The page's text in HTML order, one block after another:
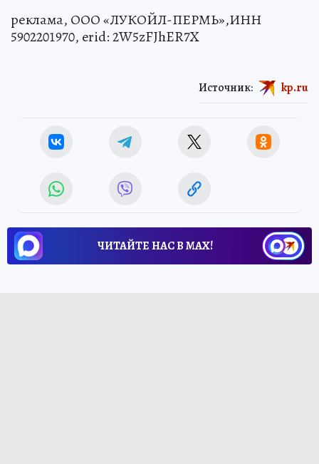
реклама, ООО «ЛУКОЙЛ-ПЕРМЬ»,ИНН
5902201970, erid: 2W5zFJhER7X
Источник: kp.ru
ЧИТАЙТЕ НАС В МАХ!